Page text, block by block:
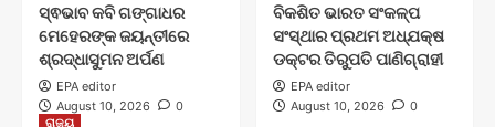
ସ୍ଵଭାବ କବି ଗଙ୍ଗାଧର
ମେହେରଙ୍କ ଜୟନ୍ତୀରେ
ଶ୍ରଦ୍ଧାସୁମନ ଅର୍ପଣ
EPA editor
August 10, 2026
0
ବିକଶିତ ଭାରତ ସଂକଳ୍ପ
ସଂସ୍ଥାର ପ୍ରଥମ ଅଧ୍ଯକ୍ଷ
ଡକ୍ଟର ତିରୁପତି ପାଣିଗ୍ରାହୀ
EPA editor
August 10, 2026
0
ରାଜ୍ୟ